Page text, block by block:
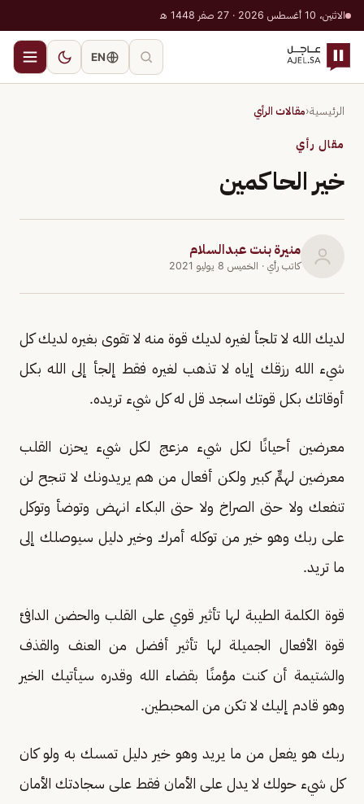
الاثنين، 10 أغسطس 2026 · 27 صفر 1448 هـ
EN
الرئيسية‹مقالات الرأي
مقال رأي
خير الحاكمين
منيرة بنت عبدالسلام
كاتب رأي · الخميس 8 يوليو 2021
لديك الله لا تلجأ لغيره لديك قوة منه لا تقوى بغيره لديك كل
شيء الله رزقك إياه لا تذهب لغيره فقط إلجأ إلى الله بكل
أوقاتك بكل قوتك اسجد قل له كل شيء تريده.
معرضين أحيانًا لكل شيء مزعج لكل شيء يحزن القلب
معرضين لهمٍّ كبير ولكن أفعال من هم يريدونك لا تنجح لن
تنفعك ولا حتى الصراخ ولا حتى البكاء انهض وتوضأ وتوكل
على ربك وهو خير من توكله أمرك وخير دليل سيوصلك إلى
ما تريد.
قوة الكلمة الطيبة لها تأثير قوي على القلب والحضن الدافئ
قوة الأفعال الجميلة لها تأثير أفضل من العنف والقذف
والشتيمة أن كنت مؤمنًا بقضاء الله وقدره سيأتيك الخير
وهو قادم إليك لا تكن من المحبطين.
ربك هو يفعل من ما يريد وهو خير دليل تمسك به ولو كان
كل شيء حولك لا يدل على الأمان فقط على سجادتك الأمان